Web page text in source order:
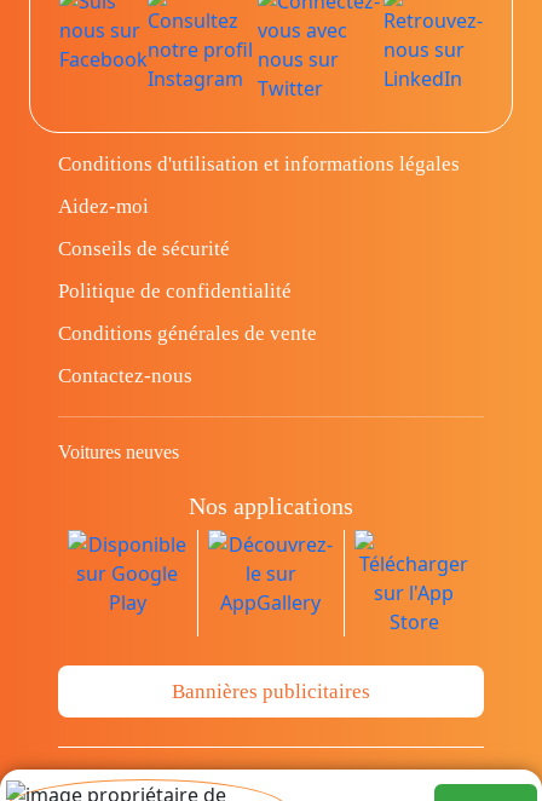
Conditions d'utilisation et informations légales
Aidez-moi
Conseils de sécurité
Politique de confidentialité
Conditions générales de vente
Contactez-nous
Voitures neuves
Nos applications
Bannières publicitaires
© Copyright 2014-2026 Cava.tn Limited Tous